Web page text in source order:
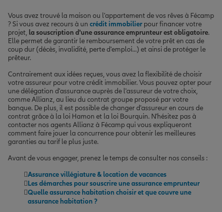
Vous avez trouvé la maison ou l'appartement de vos rêves à Fécamp
? Si vous avez recours à un crédit immobilier pour financer votre
projet, la souscription d'une assurance emprunteur est obligatoire.
Elle permet de garantir le remboursement de votre prêt en cas de
coup dur (décès, invalidité, perte d'emploi...) et ainsi de protéger le
prêteur.
Contrairement aux idées reçues, vous avez la flexibilité de choisir
votre assureur pour votre crédit immobilier. Vous pouvez opter pour
une délégation d'assurance auprès de l'assureur de votre choix,
comme Allianz, au lieu du contrat groupe proposé par votre
banque. De plus, il est possible de changer d'assureur en cours de
contrat grâce à la loi Hamon et la loi Bourquin. N'hésitez pas à
contacter nos agents Allianz à Fécamp qui vous expliqueront
comment faire jouer la concurrence pour obtenir les meilleures
garanties au tarif le plus juste.
Avant de vous engager, prenez le temps de consulter nos conseils :
Assurance villégiature & location de vacances
Les démarches pour souscrire une assurance emprunteur
Quelle assurance habitation choisir et que couvre une
assurance habitation ?